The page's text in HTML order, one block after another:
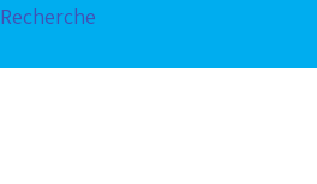
Recherche